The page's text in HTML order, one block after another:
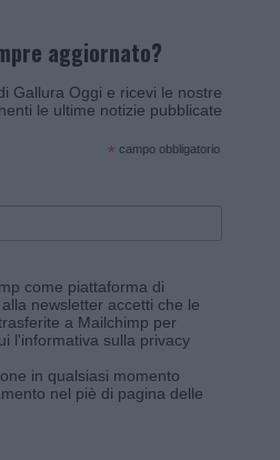
aggiornato?
Gallura Oggi e ricevi le nostre
le ultime notizie pubblicate
* campo obbligatorio
come piattaforma di
newsletter accetti che le
a Mailchimp per
l'informativa sulla privacy
in qualsiasi momento
nel piè di pagina delle